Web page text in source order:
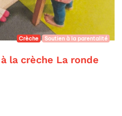
Crèche Soutien à la parentalité
la crèche La ronde